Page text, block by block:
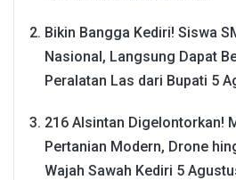
Bikin Bangga Kediri! Siswa
Nasional, Langsung Dapat
Peralatan Las dari Bupati 5
216 Alsintan Digelontorkan!
Pertanian Modern, Drone
Wajah Sawah Kediri 5